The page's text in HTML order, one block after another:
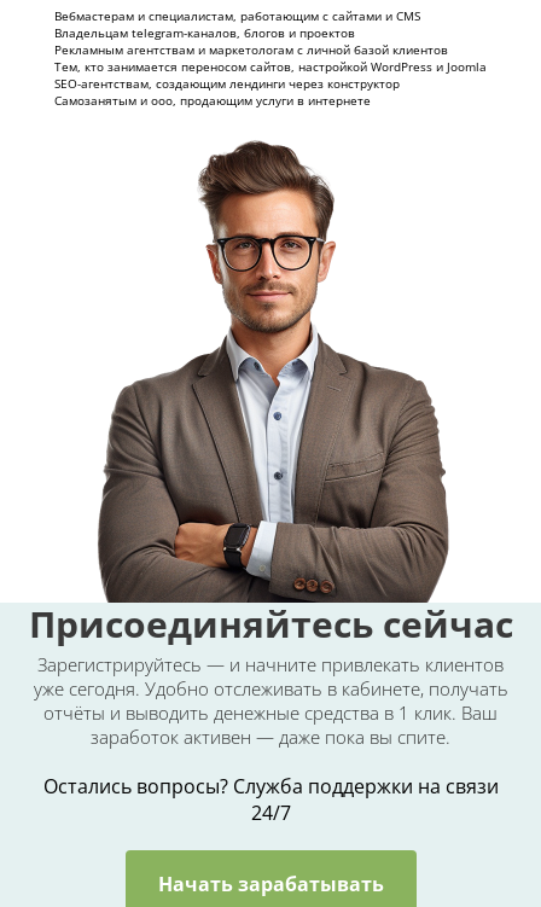
Вебмастерам и специалистам, работающим с сайтами и CMS
Владельцам telegram-каналов, блогов и проектов
Рекламным агентствам и маркетологам с личной базой клиентов
Тем, кто занимается переносом сайтов, настройкой WordPress и Joomla
SEO-агентствам, создающим лендинги через конструктор
Самозанятым и ооо, продающим услуги в интернете
Присоединяйтесь сейчас
Зарегистрируйтесь — и начните привлекать клиентов
уже сегодня. Удобно отслеживать в кабинете, получать
отчёты и выводить денежные средства в 1 клик. Ваш
заработок активен — даже пока вы спите.
Остались вопросы? Служба поддержки на связи
24/7
Начать зарабатывать